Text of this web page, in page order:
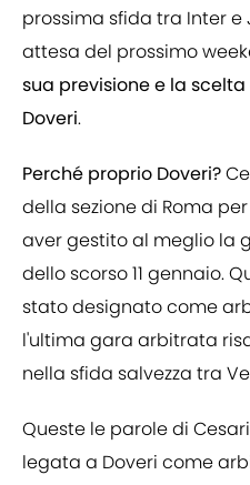
prossima sfida tra Inter e
attesa del prossimo
sua previsione e la
Doveri.
Perché proprio Doveri?
della sezione di Roma
aver gestito al meglio la
dello scorso 11 gennaio.
stato designato come
l'ultima gara arbitrata
nella sfida salvezza tra
Queste le parole di
legata a Doveri come